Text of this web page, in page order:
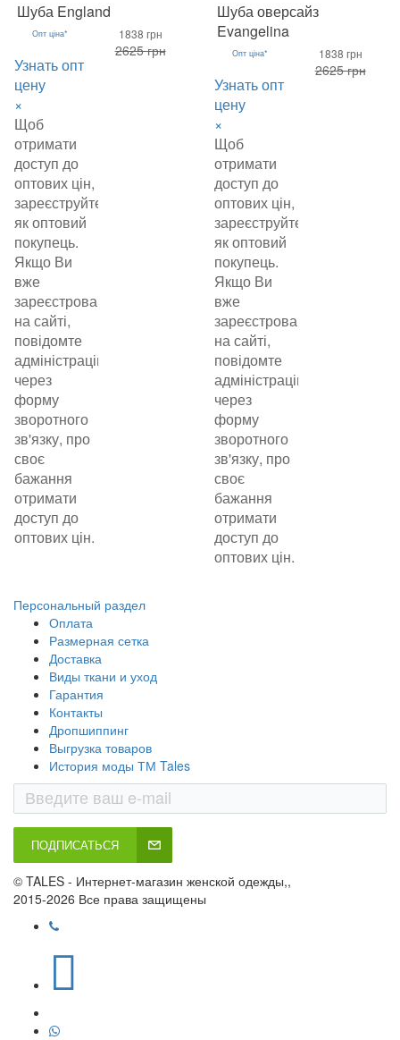
Шуба England
Опт ціна*
Узнать опт
цену
×
Щоб
отримати
доступ до
оптових цін,
зареєструйтеся
як оптовий
покупець.
Якщо Ви
вже
зареєстровані
на сайті,
повідомте
адміністрацію
через
форму
зворотного
зв'язку, про
своє
бажання
отримати
доступ до
оптових цін.
1838 грн
2625 грн
Шуба оверсайз
Evangelina
Опт ціна*
Узнать опт
цену
×
Щоб
отримати
доступ до
оптових цін,
зареєструйтеся
як оптовий
покупець.
Якщо Ви
вже
зареєстровані
на сайті,
повідомте
адміністрацію
через
форму
зворотного
зв'язку, про
своє
бажання
отримати
доступ до
оптових цін.
1838 грн
2625 грн
Персональный раздел
Оплата
Размерная сетка
Доставка
Виды ткани и уход
Гарантия
Контакты
Дропшиппинг
Выгрузка товаров
История моды ТМ Tales
ПОДПИСАТЬСЯ
© TALES - Интернет-магазин женской одежды,,
2015-2026 Все права защищены